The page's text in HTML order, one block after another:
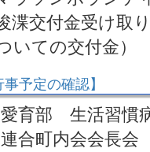
渫交付金受け取
いての交付金）
事予定の確認】
育部 生活習慣
合町内会会長会